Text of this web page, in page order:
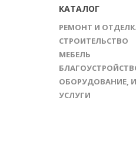
КАТАЛОГ
РЕМОНТ И
СТРОИТЕЛЬСТВО
МЕБЕЛЬ
ОБОРУДОВАНИЕ,
УСЛУГИ